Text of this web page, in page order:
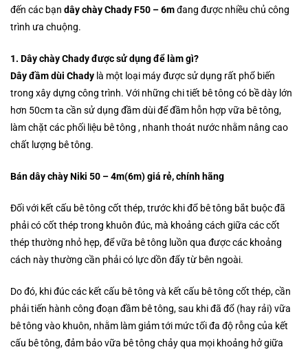
đến các bạn dây chày Chady F50 – 6mđang được nhiều chủ công
trình ưa chuộng.
1. Dây chày Chady được sử dụng để làm gì?
Dây đầm dùi Chady là một loại máy được sử dụng rất phổ biến
trong xây dựng công trình. Với những chi tiết bê tông có bề dày lớn
hơn 50cm ta cần sử dụng đầm dùi để đầm hỗn hợp vữa bê tông,
làm chặt các phối liệu bê tông , nhanh thoát nước nhằm nâng cao
chất lượng bê tông.
Bán dây chày Niki 50 – 4m(6m) giá rẻ, chính hãng
Đối với kết cấu bê tông cốt thép, trước khi đổ bê tông bắt buộc đã
phải có cốt thép trong khuôn đúc, mà khoảng cách giữa các cốt
thép thường nhỏ hẹp, để vữa bê tông luồn qua được các khoảng
cách này thường cần phải có lực dồn đẩy từ bên ngoài.
Do đó, khi đúc các kết cấu bê tông và kết cấu bê tông cốt thép, cần
phải tiến hành công đoạn đầm bê tông, sau khi đã đổ (hay rải) vữa
bê tông vào khuôn, nhằm làm giảm tới mức tối đa độ rỗng của kết
cấu bê tông, đảm bảo vữa bê tông chảy qua mọi khoảng hở giữa